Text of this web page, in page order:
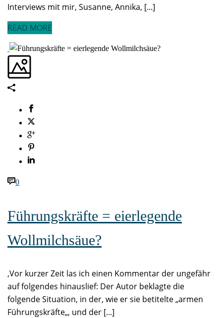
Interviews mit mir, Susanne, Annika, [...]
READ MORE
0
Führungskräfte = eierlegende
Wollmilchsäue?
,Vor kurzer Zeit las ich einen Kommentar der ungefähr
auf folgendes hinauslief: Der Autor beklagte die
folgende Situation, in der, wie er sie betitelte „armen
Führungskräfte„, und der [...]